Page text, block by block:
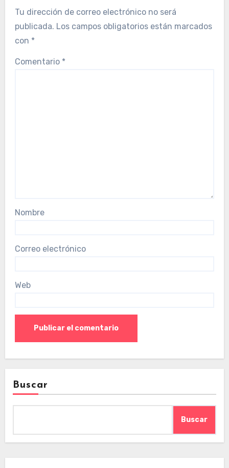
Tu dirección de correo electrónico no será
publicada. Los campos obligatorios están marcados
con *
Comentario *
Nombre
Correo electrónico
Web
Buscar
Buscar